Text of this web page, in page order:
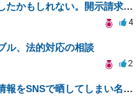
誹謗中傷に当たる内容を投稿したかもしれない。開示請求や民事刑事裁判に発展しうるのか教えて欲しい。
4
ル、法的対応の相談
2
当方の腹いせで相手方の個人情報をSNSで晒してしまい名誉毀損させてしまったかもしれない